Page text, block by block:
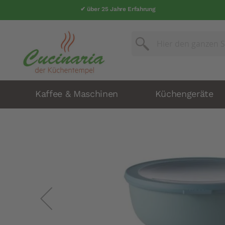
✔ über 25 Jahre Erfahrung
Suche
Kaffee & Maschinen Küchengeräte